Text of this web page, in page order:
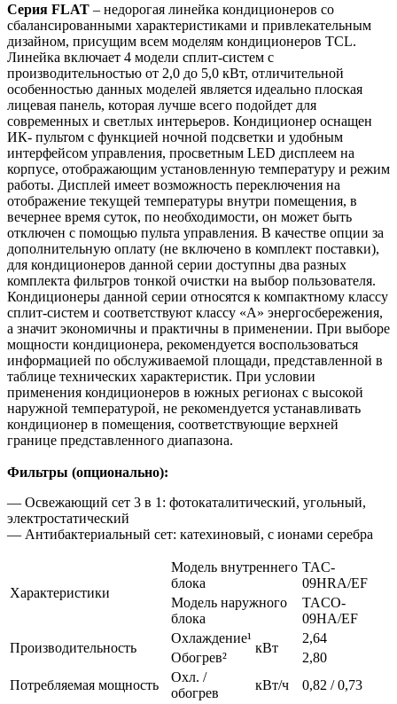
Серия FLAT – недорогая линейка кондиционеров со
сбалансированными характеристиками и привлекательным
дизайном, присущим всем моделям кондиционеров TCL.
Линейка включает 4 модели сплит-систем с
производительностью от 2,0 до 5,0 кВт, отличительной
особенностью данных моделей является идеально плоская
лицевая панель, которая лучше всего подойдет для
современных и светлых интерьеров. Кондиционер оснащен
ИК- пультом с функцией ночной подсветки и удобным
интерфейсом управления, просветным LED дисплеем на
корпусе, отображающим установленную температуру и режим
работы. Дисплей имеет возможность переключения на
отображение текущей температуры внутри помещения, в
вечернее время суток, по необходимости, он может быть
отключен с помощью пульта управления. В качестве опции за
дополнительную оплату (не включено в комплект поставки),
для кондиционеров данной серии доступны два разных
комплекта фильтров тонкой очистки на выбор пользователя.
Кондиционеры данной серии относятся к компактному классу
сплит-систем и соответствуют классу «А» энергосбережения,
а значит экономичны и практичны в применении. При выборе
мощности кондиционера, рекомендуется воспользоваться
информацией по обслуживаемой площади, представленной в
таблице технических характеристик. При условии
применения кондиционеров в южных регионах с высокой
наружной температурой, не рекомендуется устанавливать
кондиционер в помещения, соответствующие верхней
границе представленного диапазона.
Фильтры (опционально):
— Освежающий сет 3 в 1: фотокаталитический, угольный,
электростатический
— Антибактериальный сет: катехиновый, с ионами серебра
Характеристики
Модель внутреннего
блока
TAC-
09HRA/EF
Модель наружного
блока
TACO-
09HA/EF
Производительность
Охлаждение¹
кВт
2,64
Обогрев²
2,80
Потребляемая мощность
Охл. /
обогрев
кВт/ч 0,82 / 0,73